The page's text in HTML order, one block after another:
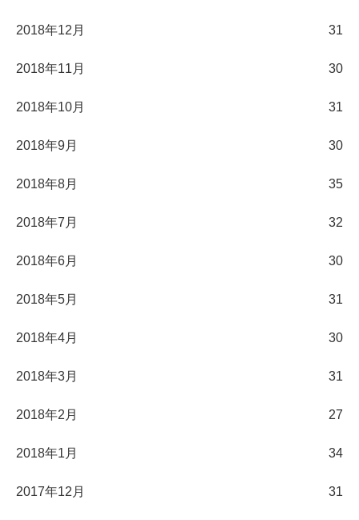
2018年12月 31
2018年11月 30
2018年10月 31
2018年9月 30
2018年8月 35
2018年7月 32
2018年6月 30
2018年5月 31
2018年4月 30
2018年3月 31
2018年2月 27
2018年1月 34
2017年12月 31